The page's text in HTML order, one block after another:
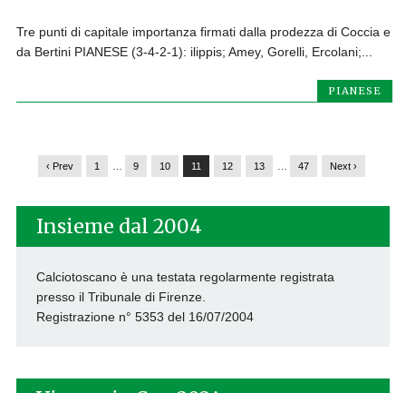
Tre punti di capitale importanza firmati dalla prodezza di Coccia e
da Bertini PIANESE (3-4-2-1): ilippis; Amey, Gorelli, Ercolani;...
PIANESE
‹ Prev 1 9 10 11 12 13 47 Next ›
Insieme dal 2004
Calciotoscano è una testata regolarmente registrata
presso il Tribunale di Firenze.
Registrazione n° 5353 del 16/07/2004